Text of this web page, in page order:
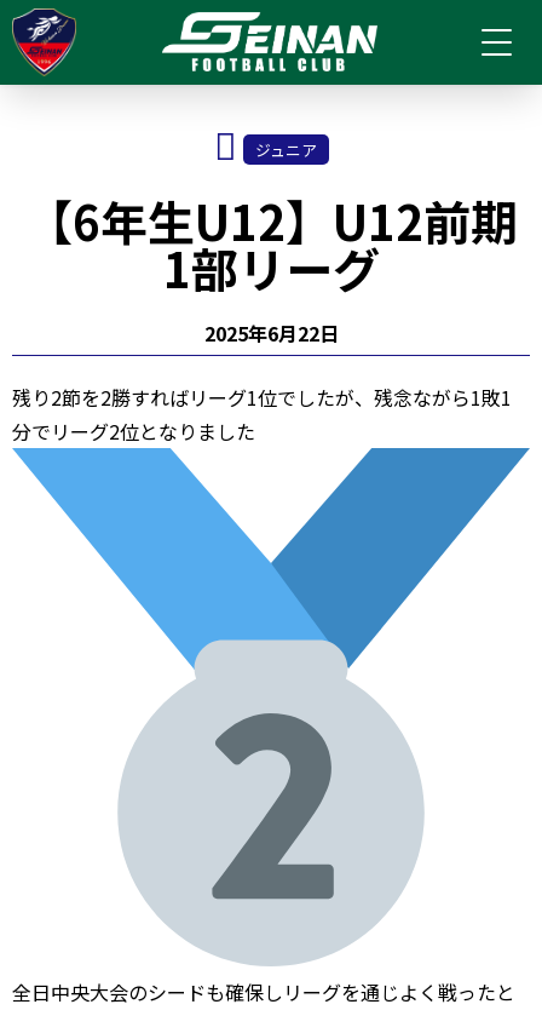
ジュニア
【6年生U12】U12前期
1部リーグ
2025年6月22日
残り2節を2勝すればリーグ1位でしたが、残念ながら1敗1
分でリーグ2位となりました
全日中央大会のシードも確保しリーグを通じよく戦ったと